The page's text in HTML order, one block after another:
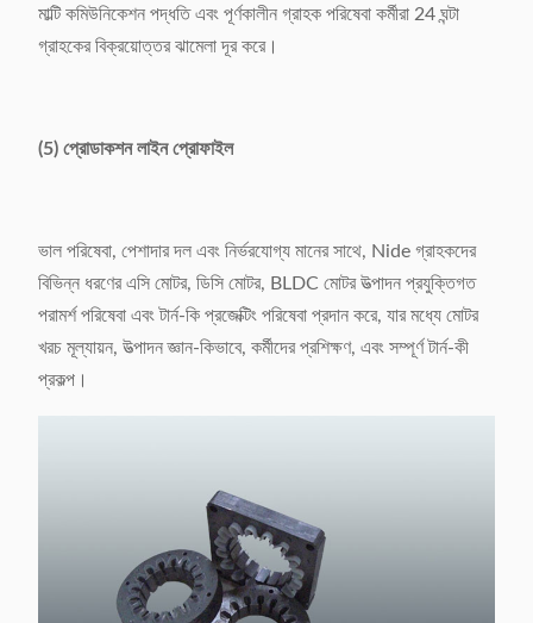
মাল্টি কমিউনিকেশন পদ্ধতি এবং পূর্ণকালীন গ্রাহক পরিষেবা কর্মীরা 24 ঘন্টা
গ্রাহকের বিক্রয়োত্তর ঝামেলা দূর করে।
(5) প্রোডাকশন লাইন প্রোফাইল
ভাল পরিষেবা, পেশাদার দল এবং নির্ভরযোগ্য মানের সাথে, Nide গ্রাহকদের
বিভিন্ন ধরণের এসি মোটর, ডিসি মোটর, BLDC মোটর উত্পাদন প্রযুক্তিগত
পরামর্শ পরিষেবা এবং টার্ন-কি প্রজেক্টিং পরিষেবা প্রদান করে, যার মধ্যে মোটর
খরচ মূল্যায়ন, উত্পাদন জ্ঞান-কিভাবে, কর্মীদের প্রশিক্ষণ, এবং সম্পূর্ণ টার্ন-কী
প্রকল্প।